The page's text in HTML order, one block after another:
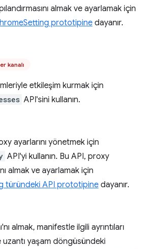
almak ve ayarlamak için
prototipine dayanır.
kanalı
etkileşim kurmak için
API'sini kullanın.
ayarlarını yönetmek için
API'yi kullanın. Bu API, proxy
almak ve ayarlamak için
türündeki API prototipine dayanır.
almak, manifestle ilgili ayrıntıları
yaşam döngüsündeki